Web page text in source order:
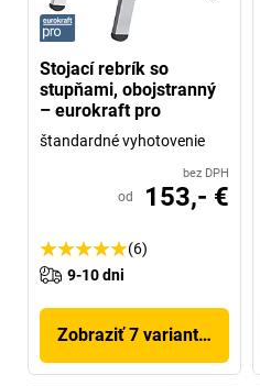
Stojací rebrík so
stupňami, obojstranný
– eurokraft pro
štandardné vyhotovenie
bez DPH
od 153,- €
(6)
9-10 dni
Zobraziť 7 variantov